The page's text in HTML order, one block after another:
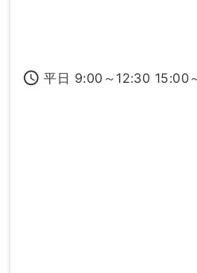
access_time 平日 9:00～12:30 15:00